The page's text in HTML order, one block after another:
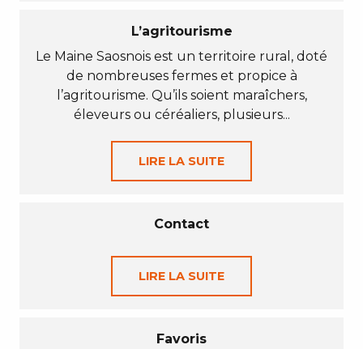
L’agritourisme
Le Maine Saosnois est un territoire rural, doté
de nombreuses fermes et propice à
l’agritourisme. Qu’ils soient maraîchers,
éleveurs ou céréaliers, plusieurs...
LIRE LA SUITE
Contact
LIRE LA SUITE
Favoris